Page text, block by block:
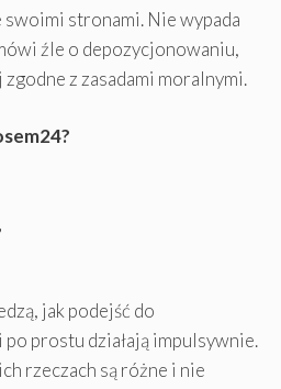
swoimi stronami. Nie wypada
źle o depozycjonowaniu,
z zasadami moralnymi.
jak podejść do
prostu działają impulsywnie.
rzeczach są różne i nie